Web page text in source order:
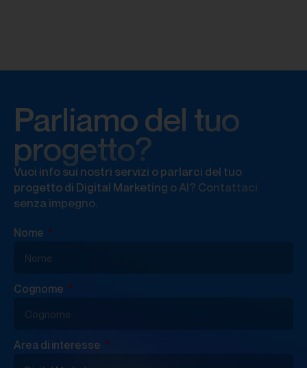
Parliamo del tuo
progetto?
Vuoi info sui nostri servizi o parlarci del tuo
progetto di Digital Marketing o AI? Contattaci
senza impegno.
Nome
Cognome
Area di interesse